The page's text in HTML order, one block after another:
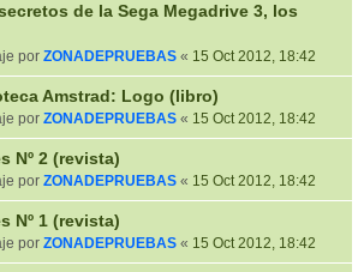
de la Sega Megadrive 3, los
por ZONADEPRUEBAS « 15 Oct 2012, 18:42
Amstrad: Logo (libro)
por ZONADEPRUEBAS « 15 Oct 2012, 18:42
Nº 2 (revista)
por ZONADEPRUEBAS « 15 Oct 2012, 18:42
Nº 1 (revista)
por ZONADEPRUEBAS « 15 Oct 2012, 18:42